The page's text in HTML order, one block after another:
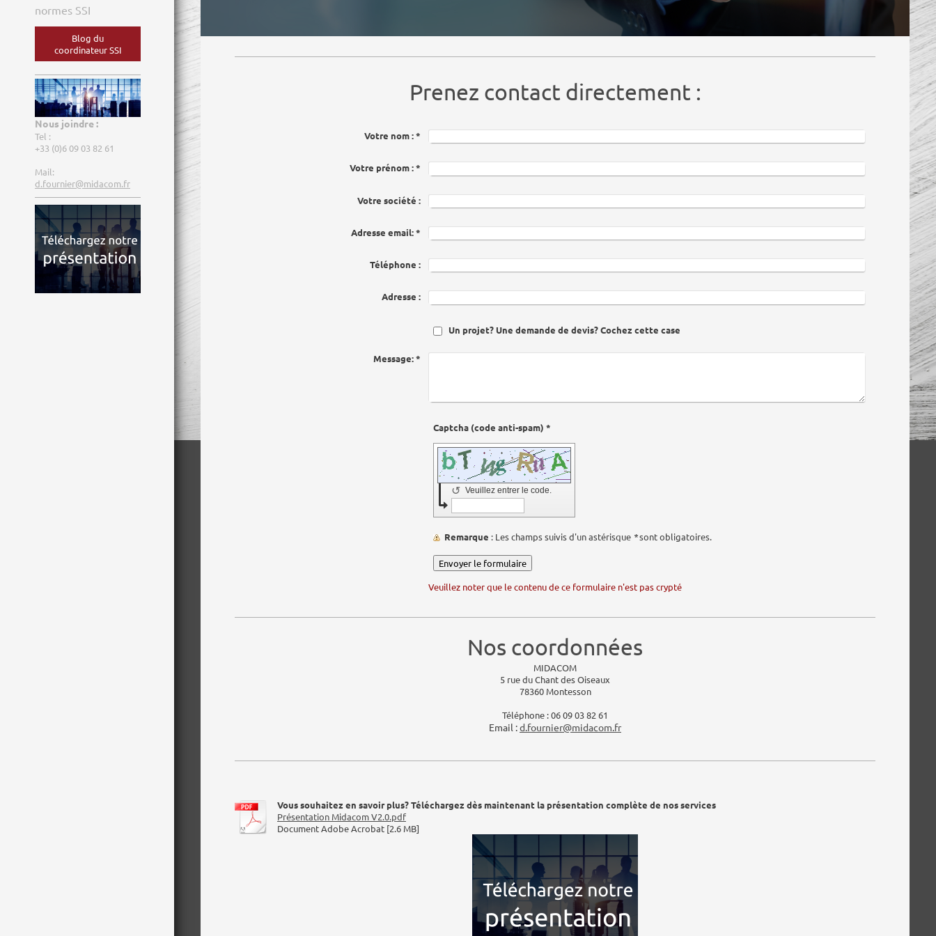
normes SSI
Blog du
coordinateur SSI
Nous joindre :
Tel :
+33 (0)6 09 03 82 61
Mail:
d.fournier@midacom.fr
Prenez contact directement :
Votre nom :*
Votre prénom :*
Votre société :
Adresse email:*
Téléphone :
Adresse :
Un projet? Une demande de devis? Cochez cette case
Message:*
Captcha (code anti-spam) *
Veuillez entrer le code.
↺
Remarque : Les champs suivis d'un astérisque *sont obligatoires.
Veuillez noter que le contenu de ce formulaire n'est pas crypté
Nos coordonnées
MIDACOM
5 rue du Chant des Oiseaux
78360 Montesson
Téléphone :06 09 03 82 61
Email :d.fournier@midacom.fr
Vous souhaitez en savoir plus? Téléchargez dès maintenant la présentation complète de nos services
Présentation Midacom V2.0.pdf
Document Adobe Acrobat [2.6 MB]